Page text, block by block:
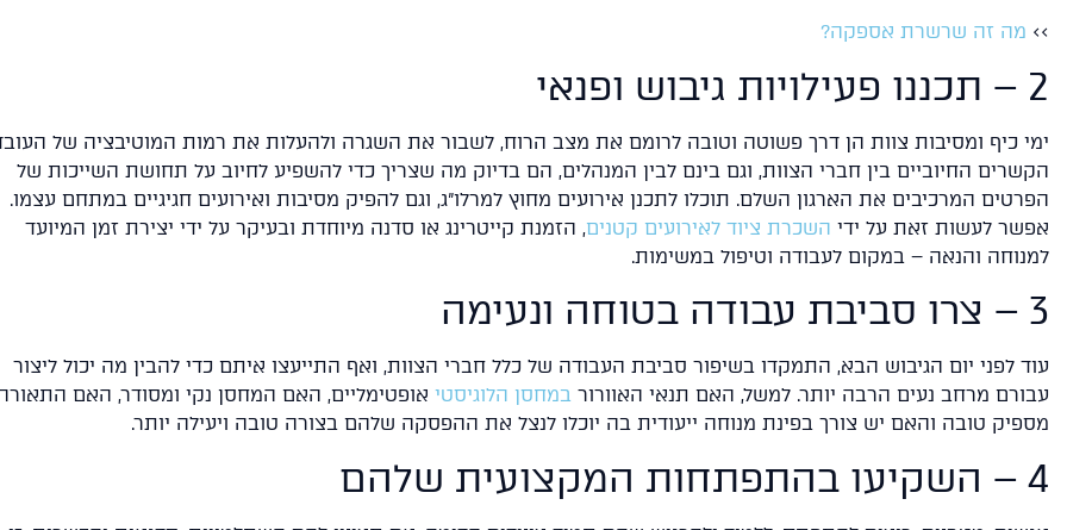
>> מה זה שרשרת אספקה?
2 – תכננו פעילויות גיבוש ופנאי
ימי כיף ומסיבות צוות הן דרך פשוטה וטובה לרומם את מצב הרוח, לשבור את השגרה ולהעלות את רמות המוטיבציה של
הקשרים החיוביים בין חברי הצוות, וגם בינם לבין המנהלים, הם בדיוק מה שצריך כדי להשפיע לחיוב על תחושת השייכות של
הפרטים המרכיבים את הארגון השלם. תוכלו לתכנן אירועים מחוץ למרלו"ג, וגם להפיק מסיבות ואירועים חגיגיים במתחם עצמו.
אפשר לעשות זאת על ידי השכרת ציוד לאירועים קטנים, הזמנת קייטרינג או סדנה מיוחדת ובעיקר על ידי יצירת זמן המיועד
למנוחה והנאה – במקום לעבודה וטיפול במשימות.
3 – צרו סביבת עבודה בטוחה ונעימה
עוד לפני יום הגיבוש הבא, התמקדו בשיפור סביבת העבודה של כלל חברי הצוות, ואף התייעצו איתם כדי להבין מה יכול ליצור
עבורם מרחב נעים הרבה יותר. למשל, האם תנאי האוורור במחסן הלוגיסטי אופטימליים, האם המחסן נקי ומסודר, האם
מספיק טובה והאם יש צורך בפינת מנוחה ייעודית בה יוכלו לנצל את ההפסקה שלהם בצורה טובה ויעילה יותר.
4 – השקיעו בהתפתחות המקצועית שלהם
מגרש למכירה באשקלון
להמשך קריאה להמשך